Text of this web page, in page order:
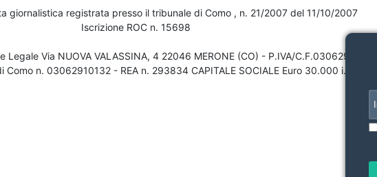
giornalistica registrata presso il tribunale di Como , n. 21/2007 del 11/10/2007
Iscrizione ROC n. 15698
Legale Via NUOVA VALASSINA, 4 22046 MERONE (CO) - P.IVA/C.F.03062910132
Como n. 03062910132 - REA n. 293834 CAPITALE SOCIALE Euro 30.000 i.v.